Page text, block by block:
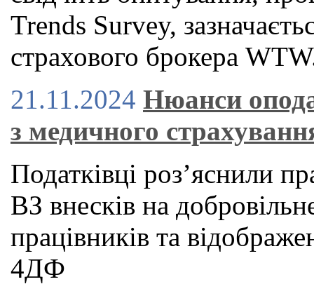
Trends Survey,
страхового брокера
21.11.2024 Нюанси
з медичного
Податківці роз’яснили
ВЗ внесків на
працівників та
4ДФ